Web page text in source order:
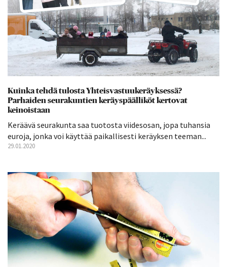
Kuinka tehdä tulosta Yhteisvastuukeräyksessä?
Parhaiden seurakuntien keräyspäälliköt kertovat
keinoistaan
Keräävä seurakunta saa tuotosta viidesosan, jopa tuhansia
euroja, jonka voi käyttää paikallisesti keräyksen teeman...
29.01.2020